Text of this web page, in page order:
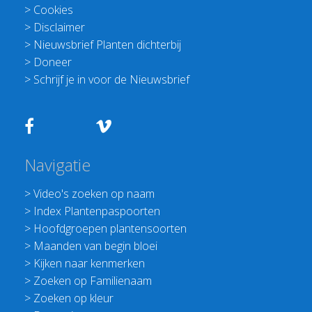
> Cookies
> Disclaimer
> Nieuwsbrief Planten dichterbij
> Doneer
> Schrijf je in voor de Nieuwsbrief
Navigatie
>Video's zoeken op naam
> Index Plantenpaspoorten
> Hoofdgroepen plantensoorten
> Maanden van begin bloei
> Kijken naar kenmerken
> Zoeken op Familienaam
> Zoeken op kleur